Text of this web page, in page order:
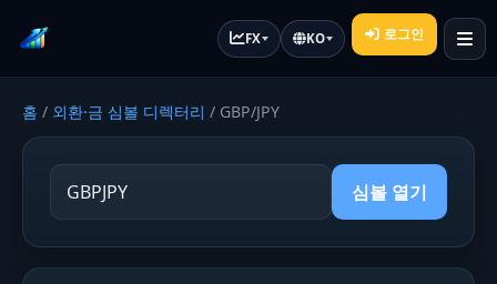
FX KO 로그인
홈 / 외환·금 심볼 디렉터리 / GBP/JPY
심볼 열기